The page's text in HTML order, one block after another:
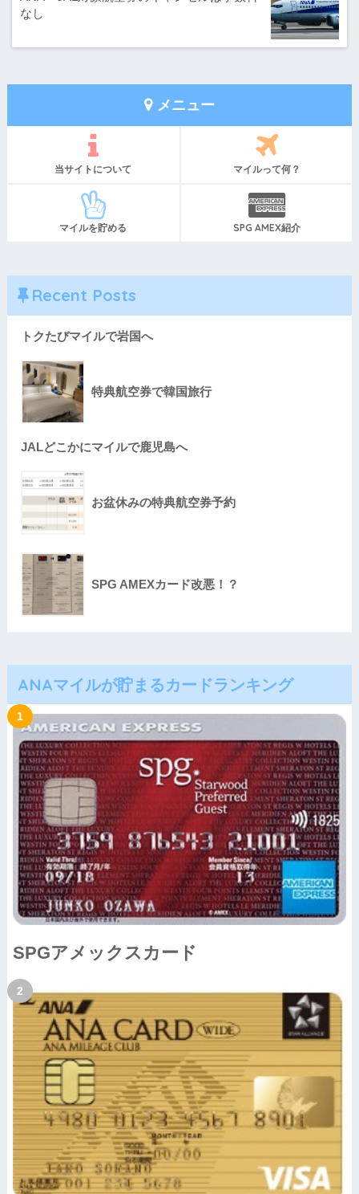
なし
メニュー
当サイトについて マイルって何？
マイルを貯める SPG AMEX紹介
Recent Posts
トクたびマイルで岩国へ
特典航空券で韓国旅行
JALどこかにマイルで鹿児島へ
お盆休みの特典航空券予約
SPG AMEXカード改悪！？
ANAマイルが貯まるカードランキング
SPGアメックスカード